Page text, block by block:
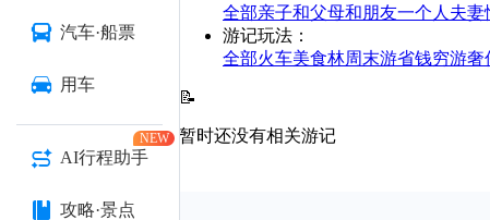
汽车·船票
用车
AI行程助手
NEW
攻略·景点
全部亲子和父母和朋友一个人 夫妻
游记玩法 ：
全部火车美食林周末游省钱穷游奢
📝
暂时还没有相关游记